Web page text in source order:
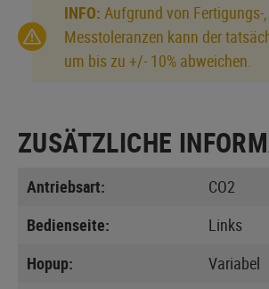
INFO: Aufgrund von Fertigungs-
Messtoleranzen kann der
um bis zu +/- 10% abweichen.
ZUSÄTZLICHE
Antriebsart:
CO2
Bedienseite:
Links
Hopup:
Variabel